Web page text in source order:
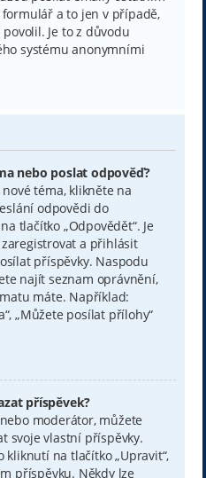
a to jen v případě,
Je to z důvodu
systému anonymními
nebo poslat odpověď?
téma, klikněte na
odpovědi do
tlačítko „Odpovědět“. Je
a přihlásit
příspěvky. Naspodu
najít seznam oprávnění,
máte. Například:
„Můžete posílat přílohy“
příspěvek?
moderátor, můžete
svoje vlastní příspěvky.
na tlačítko „Upravit“,
příspěvku. Někdy lze